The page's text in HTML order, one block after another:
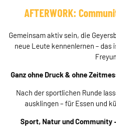
AFTERWORK:
Gemeinsam aktiv sein, die
neue Leute kennenlernen – das
Ganz ohne Druck & ohne
Nach der sportlichen Runde
ausklingen – für Essen und
Sport, Natur und Community